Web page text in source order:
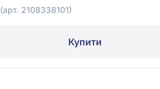
(арт. 2108338101)
Купити